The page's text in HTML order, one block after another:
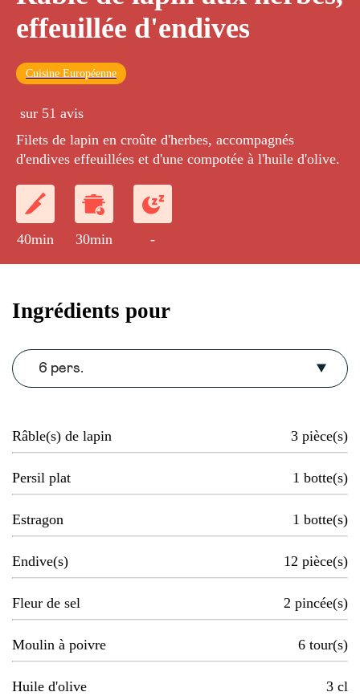
effeuillée d'endives
Cuisine Européenne
sur 51 avis
Filets de lapin en croûte d'herbes, accompagnés
d'endives effeuillées et d'une compotée à l'huile d'olive.
40min 30min -
Ingrédients pour
6 pers.
Râble(s) de lapin 3 pièce(s)
Persil plat 1 botte(s)
Estragon 1 botte(s)
Endive(s) 12 pièce(s)
Fleur de sel 2 pincée(s)
Moulin à poivre 6 tour(s)
Huile d'olive 3 cl